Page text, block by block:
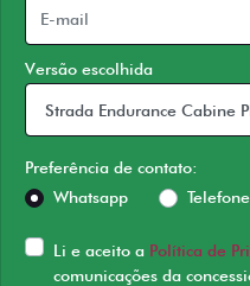
Versão escolhida
Preferência de contato:
Whatsapp
Telefone
Li e aceito a Política de
comunicações da